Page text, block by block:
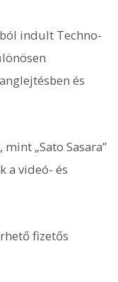
indult Techno-
és
, mint „Sato Sasara”
a videó- és
fizetős